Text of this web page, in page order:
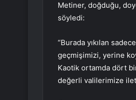
Metiner, doğduğu,
söyledi:
“Burada yıkılan
geçmişimizi, yerine
Kaotik ortamda dört
değerli valilerimize